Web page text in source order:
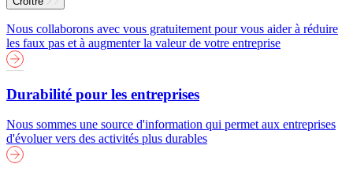
Nous collaborons avec vous gratuitement pour vous aider à réduire
les faux pas et à augmenter la valeur de votre entreprise
Durabilité pour les entreprises
Nous sommes une source d'information qui permet aux entreprises
d'évoluer vers des activités plus durables